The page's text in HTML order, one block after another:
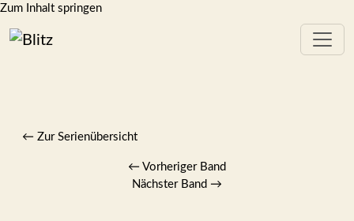
Zum Inhalt springen
← Zur Serienübersicht
← Vorheriger Band
Nächster Band →